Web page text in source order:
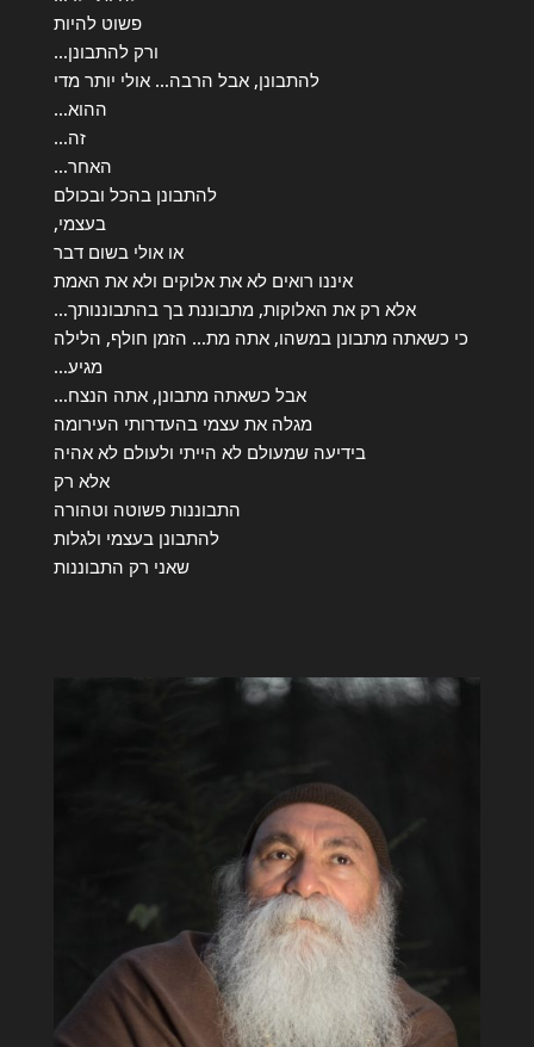
פשוט להיות
ורק להתבונן…
להתבונן, אבל הרבה… אולי יותר מדי
ההוא…
זה…
האחר…
להתבונן בהכל ובכולם
בעצמי,
או אולי בשום דבר
איננו רואים לא את אלוקים ולא את האמת
אלא רק את האלוקות, מתבוננת בך בהתבוננותך…
כי כשאתה מתבונן במשהו, אתה מת… הזמן חולף, הלילה
מגיע…
אבל כשאתה מתבונן, אתה הנצח…
מגלה את עצמי בהעדרותי העירומה
בידיעה שמעולם לא הייתי ולעולם לא אהיה
אלא רק
התבוננות פשוטה וטהורה
להתבונן בעצמי ולגלות
שאני רק התבוננות